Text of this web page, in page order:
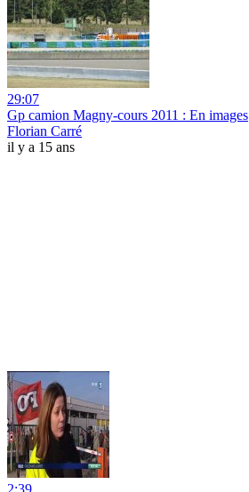
29:07
Gp camion Magny-cours 2011 : En images
Florian Carré
il y a 15 ans